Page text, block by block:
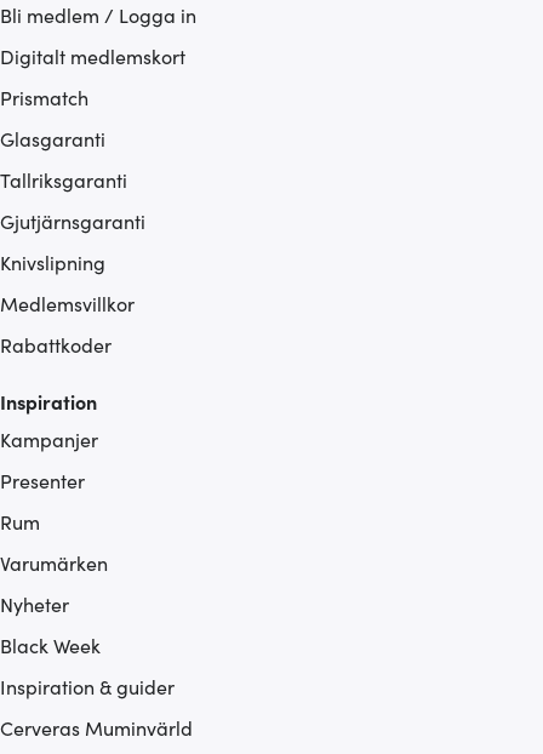
Bli medlem / Logga in
Digitalt medlemskort
Prismatch
Glasgaranti
Tallriksgaranti
Gjutjärnsgaranti
Knivslipning
Medlemsvillkor
Rabattkoder
Inspiration
Kampanjer
Presenter
Rum
Varumärken
Nyheter
Black Week
Inspiration & guider
Cerveras Muminvärld